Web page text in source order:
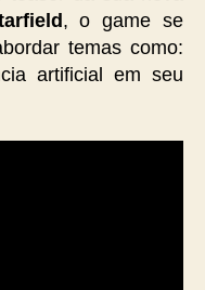
, o game se
temas como:
artificial em seu